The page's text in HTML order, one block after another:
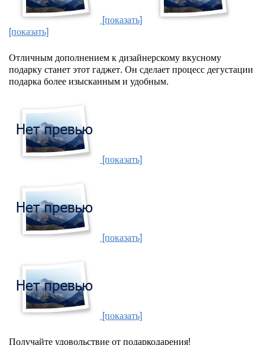
[показать]
[показать]
Отличным дополнением к дизайнерскому вкусному
подарку станет этот гаджет. Он сделает процесс дегустации
подарка более изысканным и удобным.
[показать]
[показать]
[показать]
Получайте удовольствие от подаркодарения!